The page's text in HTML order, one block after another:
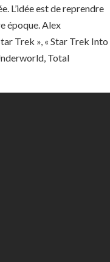
L’idée est de reprendre
époque. Alex
Trek », « Star Trek Into
Total